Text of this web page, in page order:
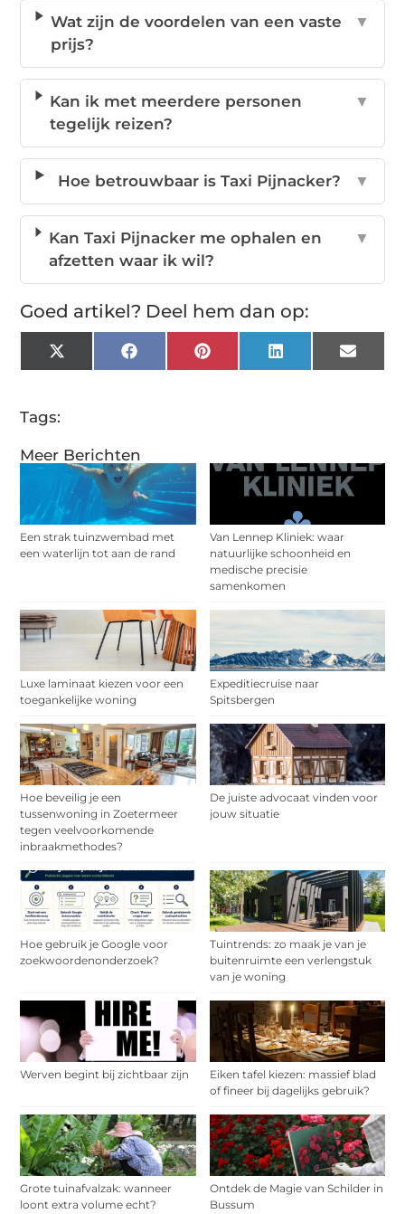
Meer Berichten
Een strak tuinzwembad met
een waterlijn tot aan de rand
Van Lennep Kliniek: waar
natuurlijke schoonheid en
medische precisie
samenkomen
Luxe laminaat kiezen voor een
toegankelijke woning
Expeditiecruise naar
Spitsbergen
Hoe beveilig je een
tussenwoning in Zoetermeer
tegen veelvoorkomende
inbraakmethodes?
De juiste advocaat vinden voor
jouw situatie
Hoe gebruik je Google voor
zoekwoordenonderzoek?
Tuintrends: zo maak je van je
buitenruimte een verlengstuk
van je woning
Werven begint bij zichtbaar zijn
Eiken tafel kiezen: massief blad
of fineer bij dagelijks gebruik?
Grote tuinafvalzak: wanneer
loont extra volume echt?
Ontdek de Magie van Schilder in
Bussum
Wat zijn de voordelen van een vaste
prijs?
▼
Kan ik met meerdere personen
tegelijk reizen?
▼
Hoe betrouwbaar is Taxi Pijnacker? ▼
Kan Taxi Pijnacker me ophalen en
afzetten waar ik wil?
▼
Goed artikel? Deel hem dan op:
X
(Twitter)
FacebookPinterestLinkedInEmail
Tags: